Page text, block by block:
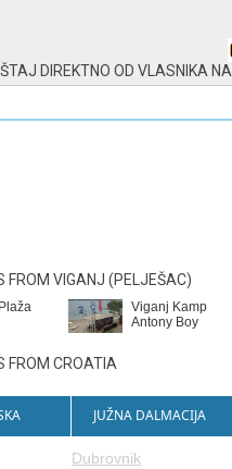
DIREKTNO OD VLASNIKA NA
FROM VIGANJ (PELJEŠAC)
Viganj Kamp
Antony Boy
FROM CROATIA
JUŽNA DALMACIJA
Dubrovnik